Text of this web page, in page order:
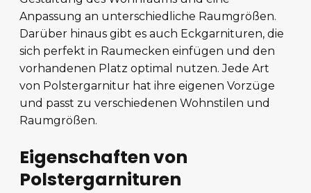
Anpassung an unterschiedliche Raumgrößen.
Darüber hinaus gibt es auch Eckgarnituren, die
sich perfekt in Raumecken einfügen und den
vorhandenen Platz optimal nutzen. Jede Art
von Polstergarnitur hat ihre eigenen Vorzüge
und passt zu verschiedenen Wohnstilen und
Raumgrößen.
Eigenschaften von
Polstergarnituren